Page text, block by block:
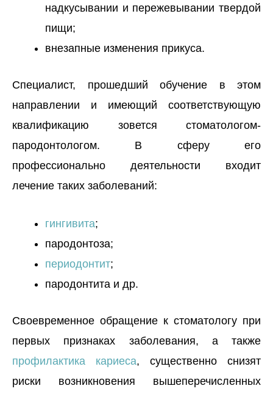
надкусывании и пережевывании твердой
пищи;
внезапные изменения прикуса.
Специалист, прошедший обучение в этом
направлении и имеющий соответствующую
квалификацию зовется стоматологом-
пародонтологом. В сферу его
профессионально деятельности входит
лечение таких заболеваний:
гингивита;
пародонтоза;
периодонтит;
пародонтита и др.
Своевременное обращение к стоматологу при
первых признаках заболевания, а также
профилактика кариеса, существенно снизят
риски возникновения вышеперечисленных